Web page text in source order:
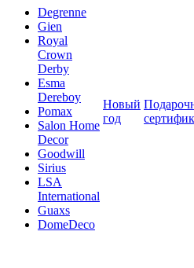
Degrenne
Gien
Royal
Crown
Derby
Esma
Dereboy
Pomax
Salon Home
Decor
Goodwill
Sirius
LSA
International
Guaxs
DomeDeco
Новый
год